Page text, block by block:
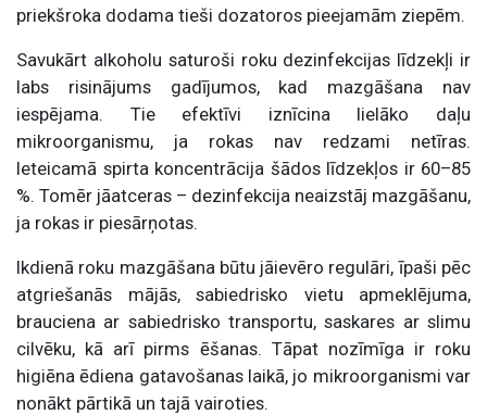
priekšroka dodama tieši dozatoros pieejamām ziepēm.
Savukārt alkoholu saturoši roku dezinfekcijas līdzekļi ir
labs risinājums gadījumos, kad mazgāšana nav
iespējama. Tie efektīvi iznīcina lielāko daļu
mikroorganismu, ja rokas nav redzami netīras.
Ieteicamā spirta koncentrācija šādos līdzekļos ir 60–85
%. Tomēr jāatceras – dezinfekcija neaizstāj mazgāšanu,
ja rokas ir piesārņotas.
Ikdienā roku mazgāšana būtu jāievēro regulāri, īpaši pēc
atgriešanās mājās, sabiedrisko vietu apmeklējuma,
brauciena ar sabiedrisko transportu, saskares ar slimu
cilvēku, kā arī pirms ēšanas. Tāpat nozīmīga ir roku
higiēna ēdiena gatavošanas laikā, jo mikroorganismi var
nonākt pārtikā un tajā vairoties.